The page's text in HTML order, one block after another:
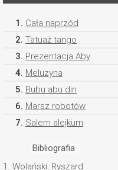
1. Cała naprzód
2. Tatuaż tango
3. Prezentacja Aby
4. Meluzyna
5. Bubu abu din
6. Marsz robotów
7. Salem alejkum
Bibliografia
1. Wolański, Ryszard